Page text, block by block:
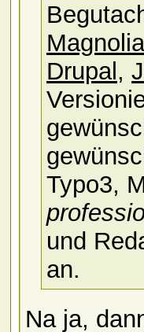
Magnolia
Drupal ,
Typo3,
und
an.
Na ja,